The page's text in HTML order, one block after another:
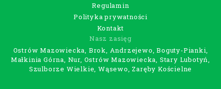
Regulamin
Polityka prywatności
Kontakt
Nasz zasięg
Ostrów Mazowiecka, Brok, Andrzejewo, Boguty-Pianki,
Małkinia Górna, Nur, Ostrów Mazowiecka, Stary Lubotyń,
Szulborze Wielkie, Wąsewo, Zaręby Kościelne